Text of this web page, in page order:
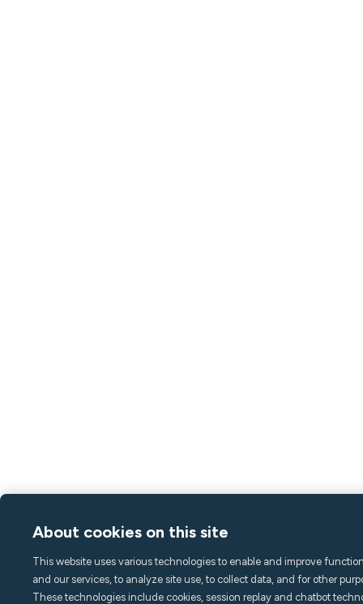
About cookies on this site
This website uses various technologies to enable and improve
and our services, to analyze site use, to collect data, and for other
These technologies include cookies, session replay and chatbot